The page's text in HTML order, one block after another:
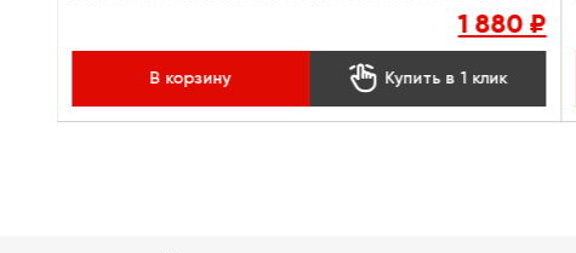
1 880 ₽
В корзину  Купить в 1 клик